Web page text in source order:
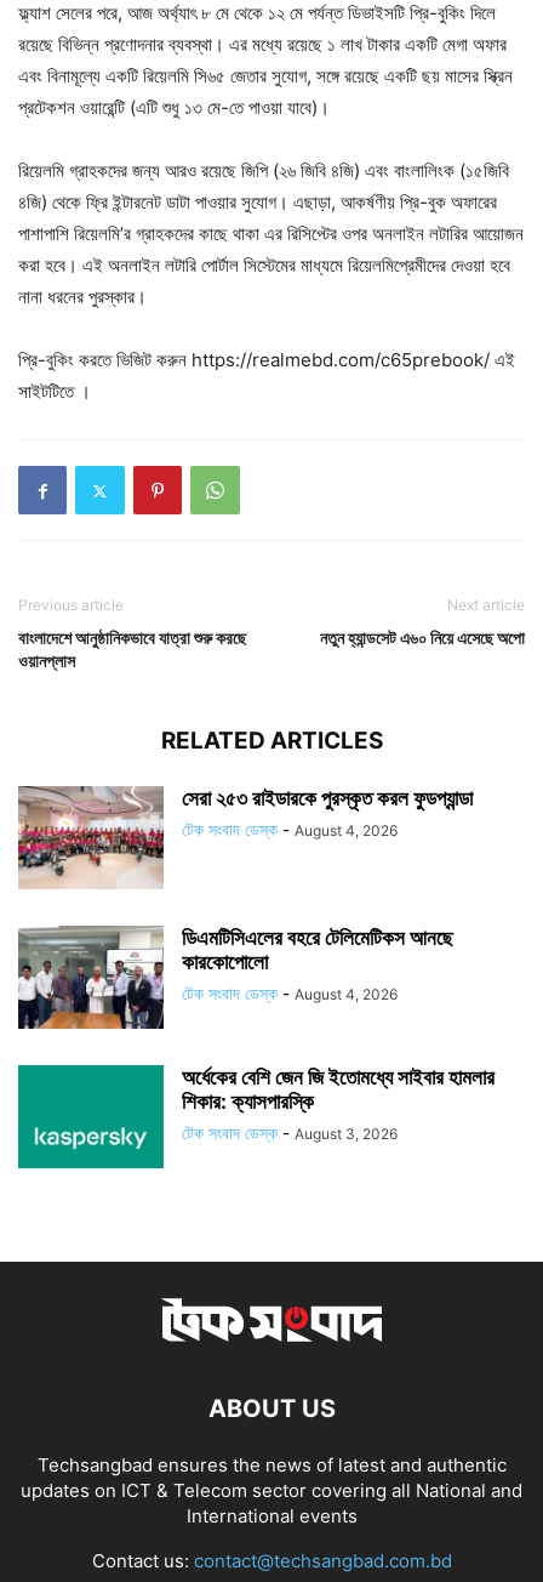
ফ্ল্যাশ সেলের পরে, আজ অর্থ্যাৎ ৮ মে থেকে ১২ মে পর্যন্ত ডিভাইসটি প্রি-বুকিং দিলে
রয়েছে বিভিন্ন প্রণোদনার ব্যবস্থা। এর মধ্যে রয়েছে ১ লাখ টাকার একটি মেগা অফার
এবং বিনামূল্যে একটি রিয়েলমি সি৬৫ জেতার সুযোগ, সঙ্গে রয়েছে একটি ছয় মাসের স্ক্রিন
প্রটেকশন ওয়ারেন্টি (এটি শুধু ১৩ মে-তে পাওয়া যাবে)।
রিয়েলমি গ্রাহকদের জন্য আরও রয়েছে জিপি (২৬ জিবি ৪জি) এবং বাংলালিংক (১৫জিবি
৪জি) থেকে ফ্রি ইন্টারনেট ডাটা পাওয়ার সুযোগ। এছাড়া, আকর্ষণীয় প্রি-বুক অফারের
পাশাপাশি রিয়েলমি’র গ্রাহকদের কাছে থাকা এর রিসিপ্টের ওপর অনলাইন লটারির আয়োজন
করা হবে। এই অনলাইন লটারি পোর্টাল সিস্টেমের মাধ্যমে রিয়েলমিপ্রেমীদের দেওয়া হবে
নানা ধরনের পুরস্কার।
প্রি-বুকিং করতে ভিজিট করুন https://realmebd.com/c65prebook/ এই
সাইটটিতে ।
Previous article
বাংলাদেশে আনুষ্ঠানিকভাবে যাত্রা শুরু করছে
ওয়ানপ্লাস
Next article
নতুন হ্যান্ডসেট এ৬০ নিয়ে এসেছে অপো
RELATED ARTICLES
সেরা ২৫৩ রাইডারকে পুরস্কৃত করল ফুডপ্যান্ডা
টেক সংবাদ ডেস্ক - August 4, 2026
ডিএমটিসিএলের বহরে টেলিমেটিকস আনছে
কারকোপোলো
টেক সংবাদ ডেস্ক - August 4, 2026
অর্ধেকের বেশি জেন জি ইতোমধ্যে সাইবার হামলার
শিকার: ক্যাসপারস্কি
টেক সংবাদ ডেস্ক - August 3, 2026
ABOUT US
Techsangbad ensures the news of latest and authentic
updates on ICT & Telecom sector covering all National and
International events
Contact us: contact@techsangbad.com.bd